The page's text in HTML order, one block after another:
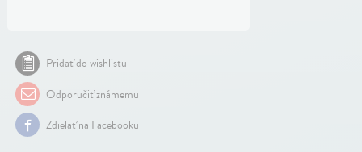
Pridať do wishlistu
Odporučiť známemu
Zdielať na Facebooku